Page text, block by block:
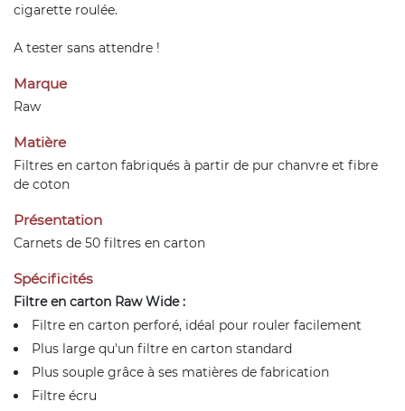
cigarette roulée.
A tester sans attendre !
Marque
Raw
Matière
Filtres en carton fabriqués à partir de pur chanvre et fibre
de coton
Présentation
Carnets de 50 filtres en carton
Spécificités
Filtre en carton Raw Wide :
Filtre en carton perforé, idéal pour rouler facilement
Plus large qu'un filtre en carton standard
Plus souple grâce à ses matières de fabrication
Filtre écru